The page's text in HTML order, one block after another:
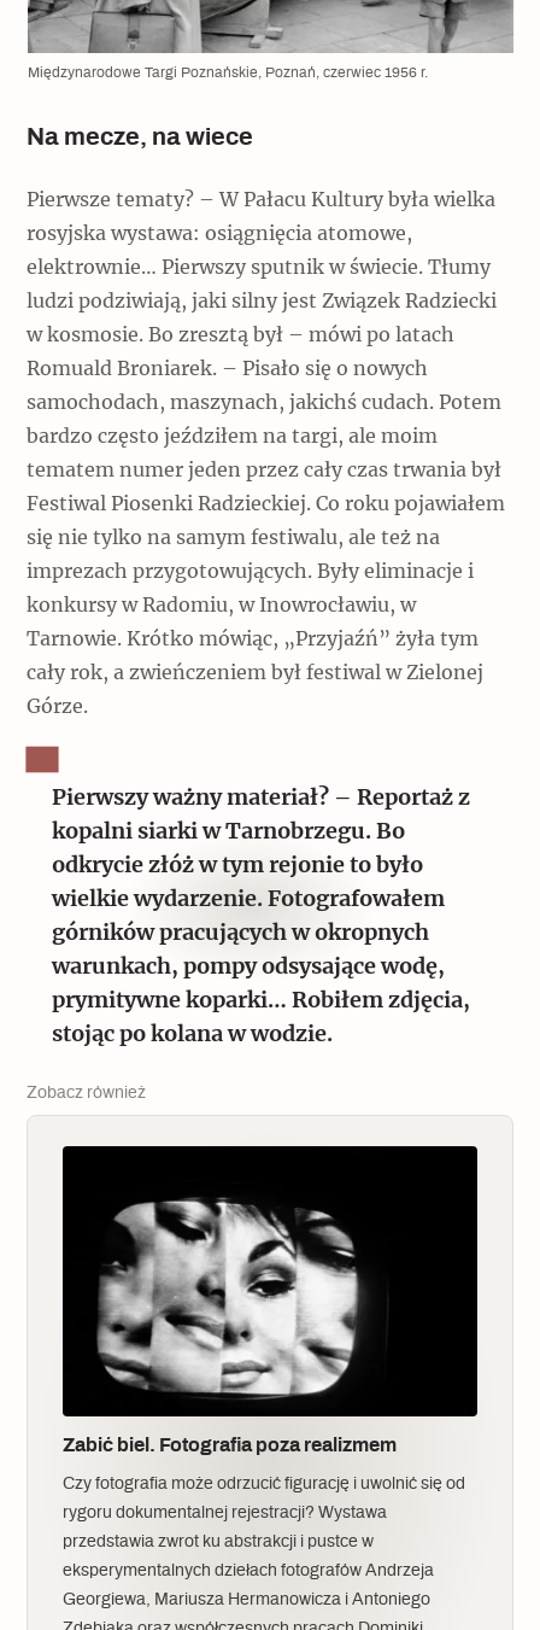
Międzynarodowe Targi Poznańskie, Poznań, czerwiec 1956 r.
Na mecze, na wiece
Pierwsze tematy? – W Pałacu Kultury była wielka
rosyjska wystawa: osiągnięcia atomowe,
elektrownie… Pierwszy sputnik w świecie. Tłumy
ludzi podziwiają, jaki silny jest Związek Radziecki
w kosmosie. Bo zresztą był – mówi po latach
Romuald Broniarek. – Pisało się o nowych
samochodach, maszynach, jakichś cudach. Potem
bardzo często jeździłem na targi, ale moim
tematem numer jeden przez cały czas trwania był
Festiwal Piosenki Radzieckiej. Co roku pojawiałem
się nie tylko na samym festiwalu, ale też na
imprezach przygotowujących. Były eliminacje i
konkursy w Radomiu, w Inowrocławiu, w
Tarnowie. Krótko mówiąc, „Przyjaźń” żyła tym
cały rok, a zwieńczeniem był festiwal w Zielonej
Górze.
Pierwszy ważny materiał? – Reportaż z
kopalni siarki w Tarnobrzegu. Bo
odkrycie złóż w tym rejonie to było
wielkie wydarzenie. Fotografowałem
górników pracujących w okropnych
warunkach, pompy odsysające wodę,
prymitywne koparki… Robiłem zdjęcia,
stojąc po kolana w wodzie.
Zobacz również
Zabić biel. Fotografia poza realizmem
Czy fotografia może odrzucić figurację i uwolnić się od
rygoru dokumentalnej rejestracji? Wystawa
przedstawia zwrot ku abstrakcji i pustce w
eksperymentalnych dziełach fotografów Andrzeja
Georgiewa, Mariusza Hermanowicza i Antoniego